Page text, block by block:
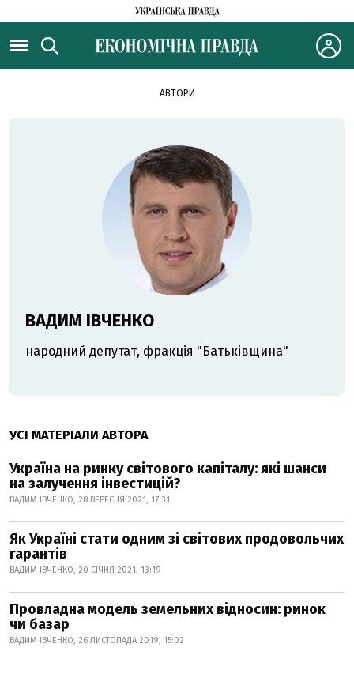
АВТОРИ
ВАДИМ ІВЧЕНКО
народний депутат, фракція "Батьківщина"
УСІ МАТЕРІАЛИ АВТОРА
Україна на ринку світового капіталу: які шанси
на залучення інвестицій?
ВАДИМ ІВЧЕНКО, 28 ВЕРЕСНЯ 2021, 17:31
Як Україні стати одним зі світових продовольчих
гарантів
ВАДИМ ІВЧЕНКО, 20 СІЧНЯ 2021, 13:19
Провладна модель земельних відносин: ринок
чи базар
ВАДИМ ІВЧЕНКО, 26 ЛИСТОПАДА 2019, 15:02